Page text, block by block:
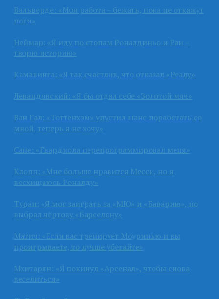
Вальверде: «Моя работа – бежать, пока не откажут
ноги»
Неймар: «Я иду по стопам Роналдиньо и Раи –
творю историю»
Камавинга: «Я так счастлив, что отказал «Реалу»
Левандовский: «Я бы отдал себе «Золотой мяч»
Ван Гал: «Тоттенхэм» упустил шанс поработать со
мной, теперь я не хочу»
Сане: «Гвардиола перепрограммировал меня»
Клопп: «Мне больше нравится Месси, но я
восхищаюсь Роналду»
Туран: «Я мог заиграть за «МЮ» и «Баварию», но
выбрал чёртову «Барселону»
Матич: «Если вас тренирует Моуринью и вы
проигрываете, то лучше убегайте»
Мхитарян: «Я покинул «Арсенал», чтобы снова
веселиться»